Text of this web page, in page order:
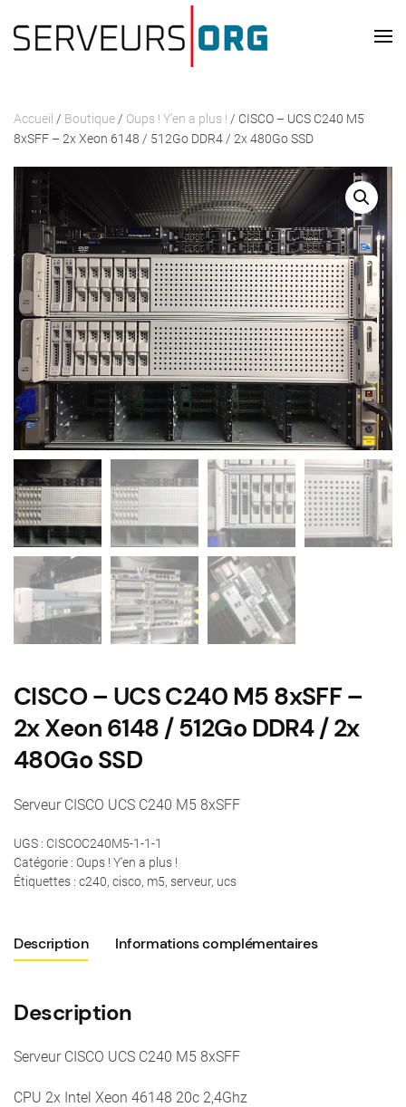
Passer au contenu principal
Accueil / Boutique / Oups ! Y'en a plus ! / CISCO – UCS C240 M5
8xSFF – 2x Xeon 6148 / 512Go DDR4 / 2x 480Go SSD
CISCO – UCS C240 M5 8xSFF –
2x Xeon 6148 / 512Go DDR4 / 2x
480Go SSD
Serveur CISCO UCS C240 M5 8xSFF
UGS : CISCOC240M5-1-1-1
Catégorie : Oups ! Y'en a plus !
Étiquettes : c240, cisco, m5, serveur, ucs
Description Informations complémentaires
Description
Serveur CISCO UCS C240 M5 8xSFF
CPU 2x Intel Xeon 46148 20c 2,4Ghz